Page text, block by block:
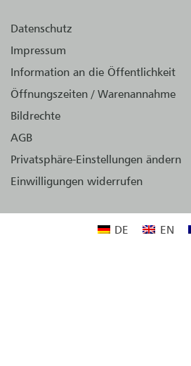
Datenschutz
Impressum
Information an die Öffentlichkeit
Öffnungszeiten / Warenannahme
Bildrechte
AGB
Privatsphäre-Einstellungen ändern
Einwilligungen widerrufen
DE EN